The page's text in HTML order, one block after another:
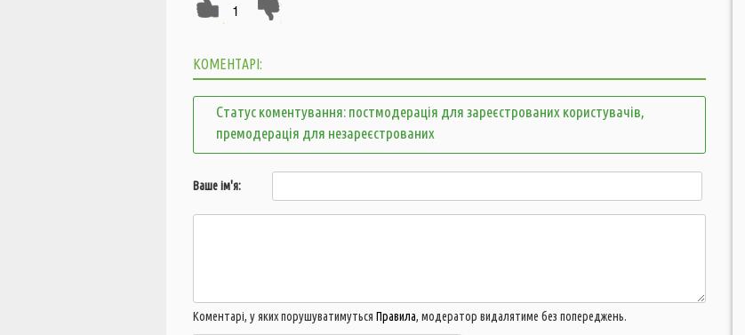
1
КОМЕНТАРІ:
Статус коментування: постмодерація для зареєстрованих користувачів,
премодерація для незареєстрованих
Ваше ім'я:
Коментарі, у яких порушуватимуться Правила, модератор видалятиме без попереджень.